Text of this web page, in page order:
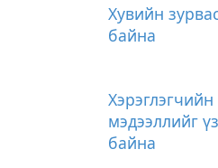
Хувийн
байна
мэдээллийг
байна